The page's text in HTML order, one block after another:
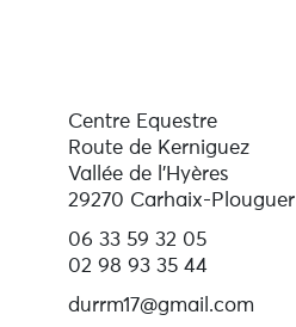
Centre Equestre
Route de Kerniguez
Vallée de l'Hyères
29270 Carhaix-Plouguer
06 33 59 32 05
02 98 93 35 44
durrm17@gmail.com